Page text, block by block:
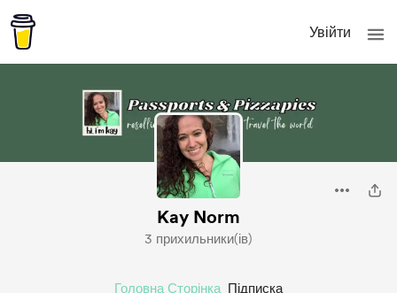
Увійти
Kay Norm
3 прихильники(ів)
Головна Сторінка Підписка